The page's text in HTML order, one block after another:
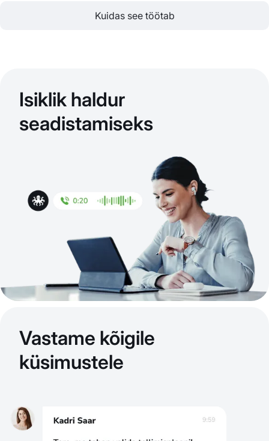
Kuidas see töötab
Isiklik haldur
seadistamiseks
Vastame kõigile
küsimustele